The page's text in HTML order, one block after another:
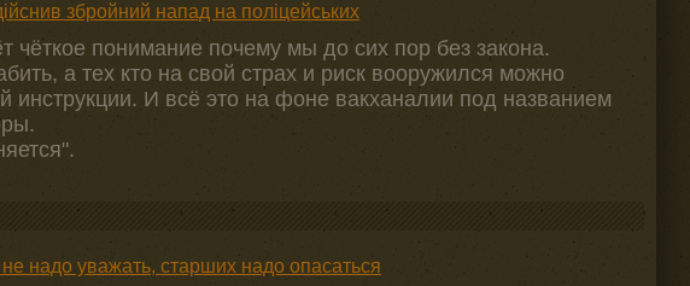
збройний напад на поліцейських
чёткое понимание почему мы до сих пор без закона.
а тех кто на свой страх и риск вооружился можно
инструкции. И всё это на фоне вакханалии под названием
надо уважать, старших надо опасаться